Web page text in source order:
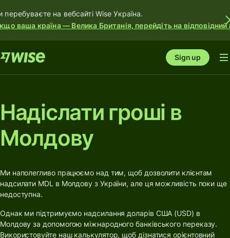
перебуваєте на вебсайті Wise Україна.
ваша країна — Велика Британія, перейдіть на відповідний
Sign up
Надіслати гроші в
Молдову
Ми наполегливо працюємо над тим, щоб дозволити клієнтам
надсилати MDL в Молдову з України, але ця можливість поки ще
недоступна.
Однак ми підтримуємо надсилання доларів США (USD) в
Молдову за допомогою міжнародного банківського переказу.
Використовуйте наш калькулятор, щоб дізнатися орієнтовний